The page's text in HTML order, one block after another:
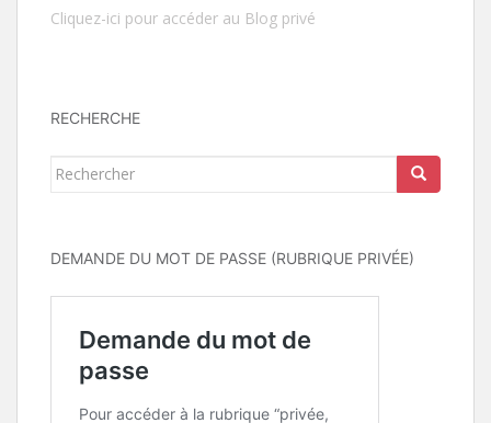
Cliquez-ici pour accéder au Blog privé
RECHERCHE
Rechercher...
DEMANDE DU MOT DE PASSE (RUBRIQUE PRIVÉE)